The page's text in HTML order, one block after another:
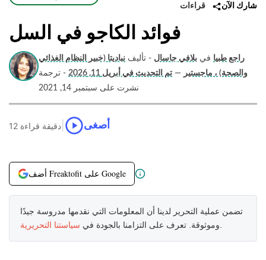
قراءات شارك الآن
فوائد الكاجو في السل
راجع طبيا في بلافي جاسال - تأليف نباديتا (خبير النظام الغذائي
والصحة) ، ماجستير — تم التحديث في أبريل 11, 2026
- ترجمة
نشرت على سبتمبر 14, 2021
12 دقيقة قراءة أصغى
أضف Freaktofit على Google
تضمن عملية التحرير لدينا أن المعلومات التي نقدمها مدروسة جيدًا
وموثوقة. تعرف على التزامنا بالجودة في سياستنا التحريرية